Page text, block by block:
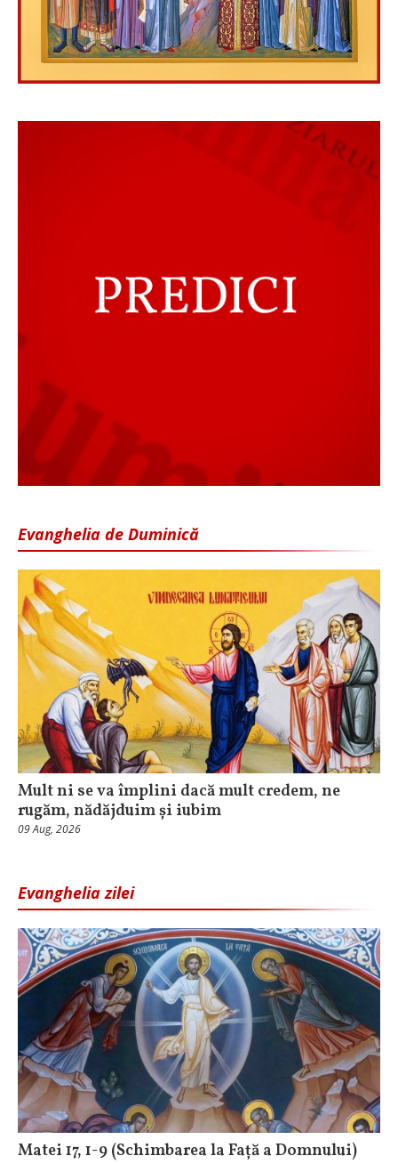
Evanghelia de Duminică
Mult ni se va împlini dacă mult credem, ne
rugăm, nădăjduim și iubim
09 Aug, 2026
Evanghelia zilei
Matei 17, 1-9 (Schimbarea la Față a Domnului)